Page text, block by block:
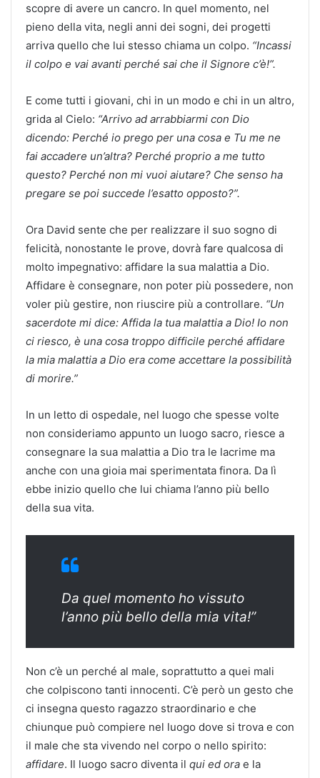
scopre di avere un cancro. In quel momento, nel
pieno della vita, negli anni dei sogni, dei progetti
arriva quello che lui stesso chiama un colpo. “Incassi
il colpo e vai avanti perché sai che il Signore c’è!”.
E come tutti i giovani, chi in un modo e chi in un altro,
grida al Cielo: “Arrivo ad arrabbiarmi con Dio
dicendo: Perché io prego per una cosa e Tu me ne
fai accadere un’altra? Perché proprio a me tutto
questo? Perché non mi vuoi aiutare? Che senso ha
pregare se poi succede l’esatto opposto?”.
Ora David sente che per realizzare il suo sogno di
felicità, nonostante le prove, dovrà fare qualcosa di
molto impegnativo: affidare la sua malattia a Dio.
Affidare è consegnare, non poter più possedere, non
voler più gestire, non riuscire più a controllare. “Un
sacerdote mi dice: Affida la tua malattia a Dio! Io non
ci riesco, è una cosa troppo difficile perché affidare
la mia malattia a Dio era come accettare la possibilità
di morire.”
In un letto di ospedale, nel luogo che spesse volte
non consideriamo appunto un luogo sacro, riesce a
consegnare la sua malattia a Dio tra le lacrime ma
anche con una gioia mai sperimentata finora. Da lì
ebbe inizio quello che lui chiama l’anno più bello
della sua vita.
Da quel momento ho vissuto
l’anno più bello della mia vita!”
Non c’è un perché al male, soprattutto a quei mali
che colpiscono tanti innocenti. C’è però un gesto che
ci insegna questo ragazzo straordinario e che
chiunque può compiere nel luogo dove si trova e con
il male che sta vivendo nel corpo o nello spirito:
affidare. Il luogo sacro diventa il qui ed ora e la